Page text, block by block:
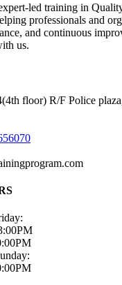
led training in
professionals and
and continuous
us.
floor) R/F Police